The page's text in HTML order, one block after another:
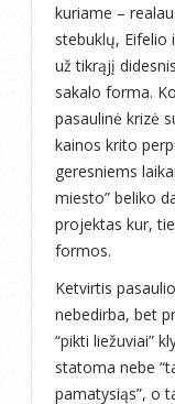
kuriame –
stebuklų,
už tikrąjį
sakalo forma.
pasaulinė krizė
kainos krito
geresniems
miesto” beliko
projektas kur,
formos.
Ketvirtis
nebedirba, bet
“pikti liežuviai”
statoma nebe
pamatysiąs”, o